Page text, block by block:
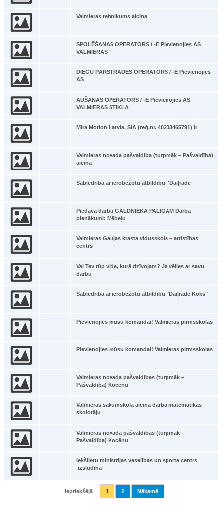
Valmieras tehnikums aicina
SPOLĒŠANAS OPERATORS / -E Pievienojies AS
VALMIERAS
DIEGU PĀRSTRĀDES OPERATORS / -E Pievienojies
AS
AUŠANAS OPERATORS / -E Pievienojies AS
VALMIERAS STIKLA
Mira Motion Latvia, SIA (reģ.nr. 40203465791) ir
Valmieras novada pašvaldība (turpmāk – Pašvaldība)
aicina
Sabiedrība ar ierobežotu atbildību ''Daiļrade
Piedāvā darbu GALDNIEKA PALĪGAM Darba
pienākumi: Mēbeļu
Valmieras Gaujas krasta vidusskola – attīstības
centrs
Vai Tev rūp vide, kurā dzīvojam? Ja vēlies ar savu
darbu
Sabiedrība ar ierobežotu atbildību "Daiļrade Koks"
Pievienojies mūsu komandai! Valmieras pirmsskolas
Pievienojies mūsu komandai! Valmieras pirmsskolas
Valmieras novada pašvaldības (turpmāk –
Pašvaldība) Kocēnu
Valmieras sākumskola aicina darbā matemātikas
skolotāju
Valmieras novada pašvaldības (turpmāk –
Pašvaldība) Kocēnu
Iekšlietu ministrijas veselības un sporta centrs
izsludina
Iepriekšējā 1 2 Nākamā